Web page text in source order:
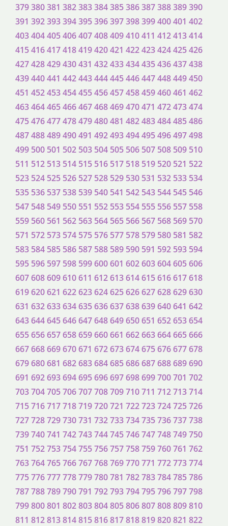
379380381 382383384385386387388389390
391 392393394395396397398399400401 402
403404405406407408409410411 412413414
415416417418419420421 422423424425426
427428429430431 432433434435436437438
439440441 442443444445446447448449450
451 452453454455456457458459460461 462
463464465466467468469470471 472473474
475476477478479480481 482483484485486
487488489490491 492493494495496497498
499 500 501 502 503 504 505 506 507 508 509 510
511 512 513 514 515 516 517 518 519 520 521 522
523 524 525 526 527 528 529 530 531 532 533 534
535 536 537 538 539 540 541 542 543 544 545 546
547 548 549 550 551 552 553 554 555 556 557 558
559 560 561 562 563 564 565 566 567 568 569 570
571 572 573 574 575 576 577 578 579 580 581 582
583 584 585 586 587 588 589 590 591 592 593 594
595 596 597 598 599600601 602603604605606
607608609610611 612613614615616617618
619620621 622623624625626627628629630
631 632633634635636637638639640641 642
643644645646647648649650651 652653654
655656657658659660661 662663664665666
667668669670671 672673674675676677678
679680681 682683684685686687688689690
691 692693694695696697698699700701 702
703704705706707708709710711 712713714
715716717718719720721 722723724725726
727728729730731 732733734735736737738
739740741 742743744745746747748749750
751 752753754755756757758759760761 762
763764765766767768769770771 772773774
775776777778779780781 782783784785786
787788789790791 792793794795796797798
799800801 802803804805806807808809810
811 812813814815816817818819820821 822